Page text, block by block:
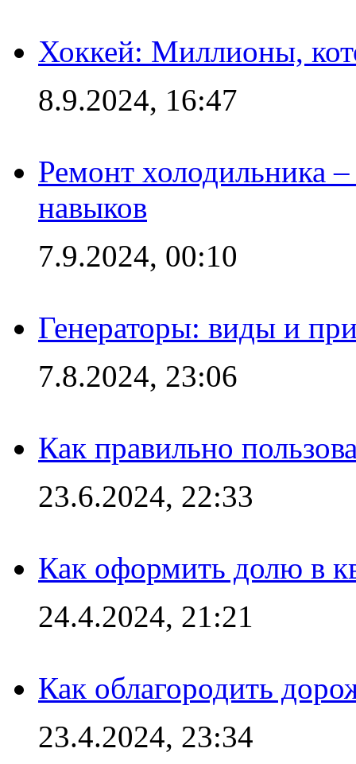
Хоккей: Миллионы,
8.9.2024, 16:47
Ремонт холодильника
навыков
7.9.2024, 00:10
Генераторы: виды и
7.8.2024, 23:06
Как правильно
23.6.2024, 22:33
Как оформить долю в
24.4.2024, 21:21
Как облагородить
23.4.2024, 23:34